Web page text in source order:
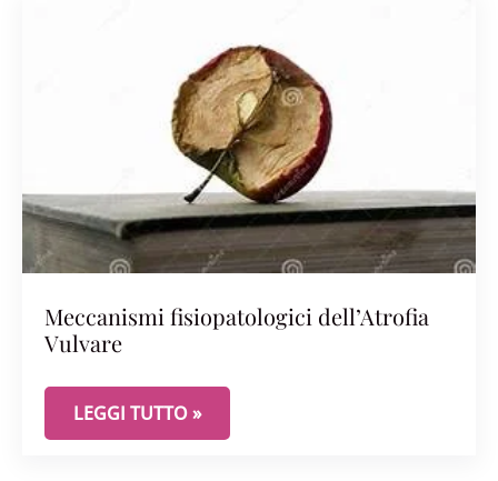
Meccanismi fisiopatologici dell’Atrofia
Vulvare
MECCANISMI FISIOPATOLOGICI DELL’ATROFIA
LEGGI TUTTO »